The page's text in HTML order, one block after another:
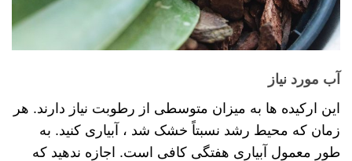
آب مورد نیاز
این ارکیده ها به میزان متوسطی از رطوبت نیاز دارند. هر
زمان که محیط رشد نسبتاً خشک شد ، آبیاری کنید. به
طور معمول آبیاری هفتگی کافی است. اجازه ندهید که